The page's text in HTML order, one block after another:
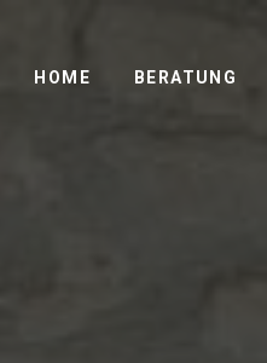
HOME BERATUNG